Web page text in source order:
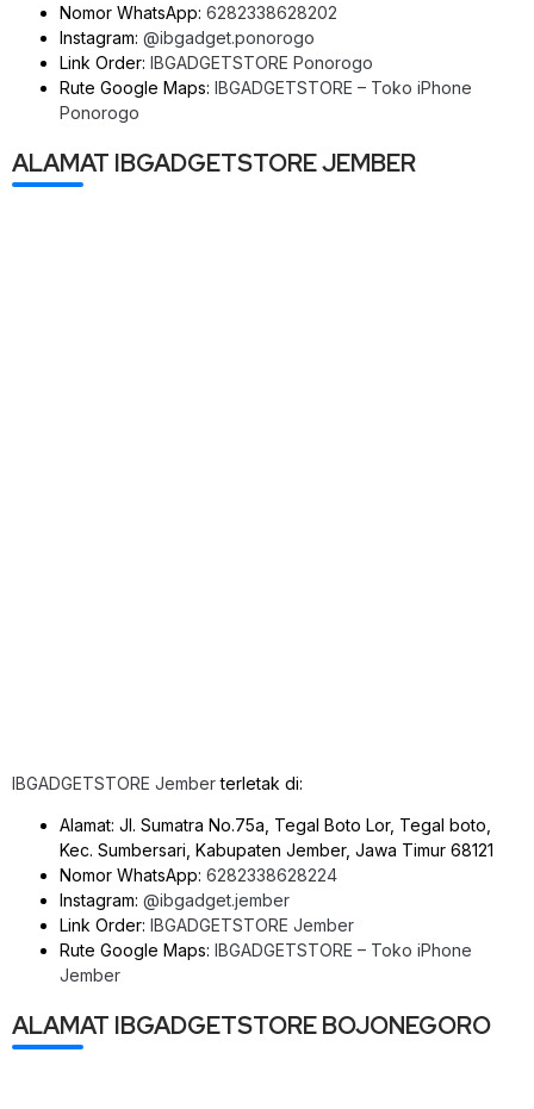
Nomor WhatsApp: 6282338628202
Instagram: @ibgadget.ponorogo
Link Order: IBGADGETSTORE Ponorogo
Rute Google Maps: IBGADGETSTORE – Toko iPhone
Ponorogo
ALAMAT IBGADGETSTORE JEMBER
IBGADGETSTORE Jemberterletak di:
Alamat: Jl. Sumatra No.75a, Tegal Boto Lor, Tegal boto,
Kec. Sumbersari, Kabupaten Jember, Jawa Timur 68121
Nomor WhatsApp: 6282338628224
Instagram: @ibgadget.jember
Link Order: IBGADGETSTORE Jember
Rute Google Maps: IBGADGETSTORE – Toko iPhone
Jember
ALAMAT IBGADGETSTORE BOJONEGORO